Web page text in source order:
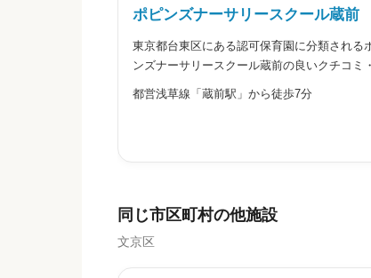
※本名や誤解される名前の使用はご遠
星の数をお選びください
ポピンズナーサリースクール蔵前
東京都台東区にある認可保育園に分類される
ンズナーサリースクール蔵前の良いクチコミ
都営浅草線「蔵前駅」から徒歩7分
同じ市区町村の他施設
文京区